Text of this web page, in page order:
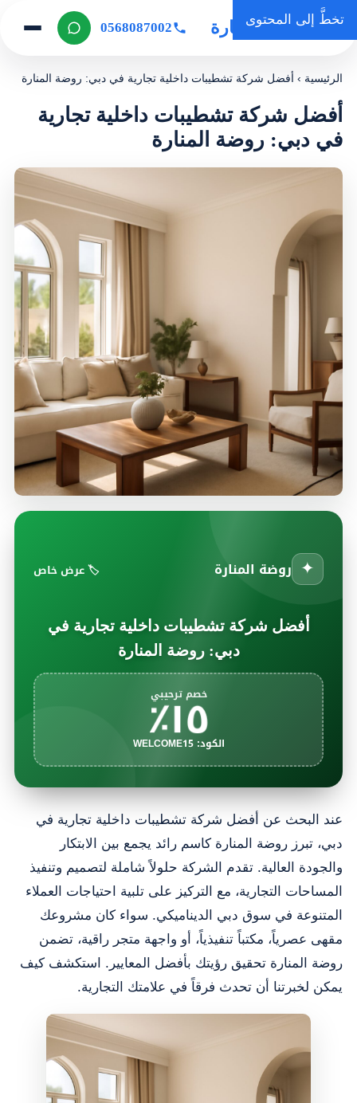
تخطَّ إلى المحتوى
روضة المنارة 0568087002
الرئيسية ›أفضل شركة تشطيبات داخلية تجارية في دبي: روضة المنارة
أفضل شركة تشطيبات داخلية تجارية
في دبي: روضة المنارة
✦ روضة المنارة 🏷️ عرض خاص
أفضل شركة تشطيبات داخلية تجارية في
دبي: روضة المنارة
خصم ترحيبي
١٥٪الكود: WELCOME15
عند البحث عن أفضل شركة تشطيبات داخلية تجارية في
دبي، تبرز روضة المنارة كاسم رائد يجمع بين الابتكار
والجودة العالية. تقدم الشركة حلولاً شاملة لتصميم وتنفيذ
المساحات التجارية، مع التركيز على تلبية احتياجات العملاء
المتنوعة في سوق دبي الديناميكي. سواء كان مشروعك
مقهى عصرياً، مكتباً تنفيذياً، أو واجهة متجر راقية، تضمن
روضة المنارة تحقيق رؤيتك بأفضل المعايير. استكشف كيف
يمكن لخبرتنا أن تحدث فرقاً في علامتك التجارية.